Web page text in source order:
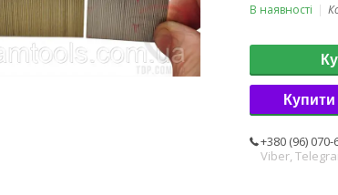
В наявності
Купити
+380 (96) 070-
Viber,